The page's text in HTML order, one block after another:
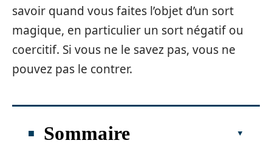
savoir quand vous faites l’objet d’un sort
magique, en particulier un sort négatif ou
coercitif. Si vous ne le savez pas, vous ne
pouvez pas le contrer.
Sommaire